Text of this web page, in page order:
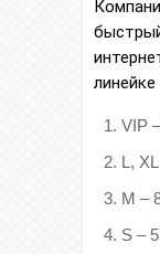
VIP
L,
М –
S –